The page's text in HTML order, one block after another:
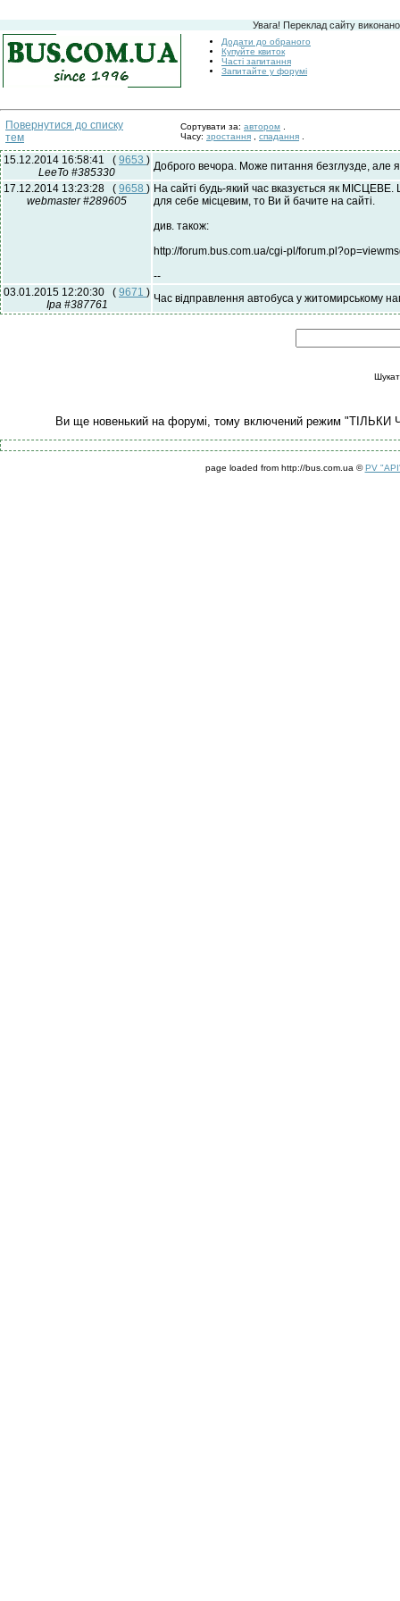
Увага! Переклад сайту
Додати до обраного
Купуйте квиток
Часті запитання
Запитайте у форумі
Повернутися до списку
тем
Сортувати за: автором
Часу: зростання спадання
15.12.2014 16:58:41 ( 9653 )
LeeTo #385330
Доброго вечора. Може питання безглузде, але
17.12.2014 13:23:28
( 9658 )
webmaster #289605
На сайті будь-який час вказується як МІСЦЕВЕ.
для себе місцевим, то Ви й бачите на сайті.
див. також:
http://forum.bus.com.ua/cgi-pl/
--
03.01.2015 12:20:30
( 9671 )
Іра #387761
Час відправлення автобуса у житомирському
Ви ще новенький на форумі, тому включений режим "ТІЛЬКИ
page loaded from http://bus.com.ua ©PV